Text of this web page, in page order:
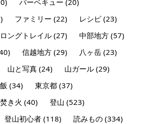
ファミリー (22) レシピ(23)
ロングトレイル(27) 中部地方(57)
信越地方(29) 八ヶ岳(23)
山と写真(24) 山ガール(29)
(34) 東京都(37)
焚き火 (40) 登山 (523)
登山初心者(118) 読みもの(334)